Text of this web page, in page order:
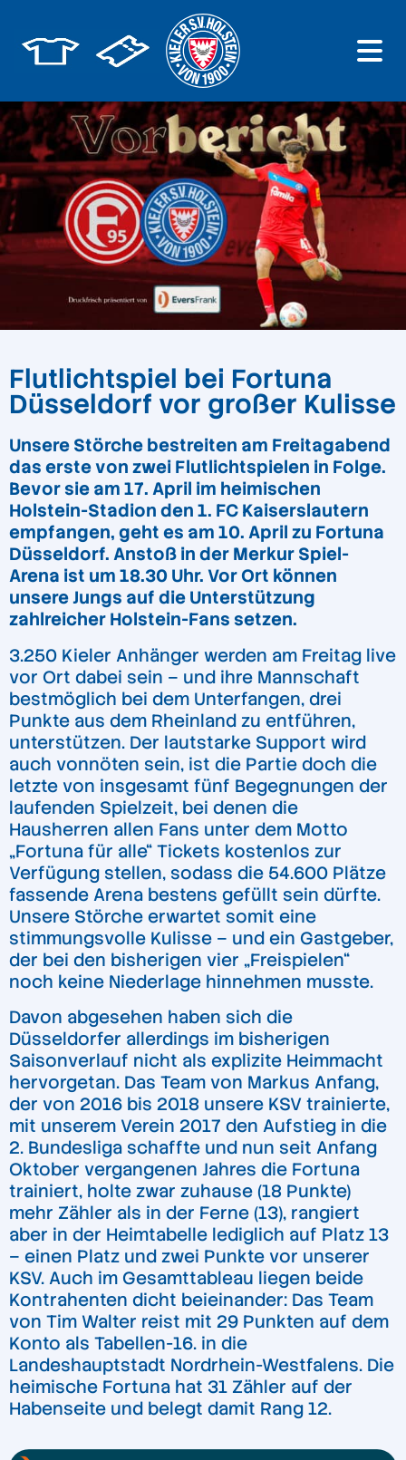
Flutlichtspiel bei Fortuna
Düsseldorf vor großer Kulisse
Unsere Störche bestreiten am Freitagabend
das erste von zwei Flutlichtspielen in Folge.
Bevor sie am 17. April im heimischen
Holstein-Stadion den 1. FC Kaiserslautern
empfangen, geht es am 10. April zu Fortuna
Düsseldorf. Anstoß in der Merkur Spiel-
Arena ist um 18.30 Uhr. Vor Ort können
unsere Jungs auf die Unterstützung
zahlreicher Holstein-Fans setzen.
3.250 Kieler Anhänger werden am Freitag live
vor Ort dabei sein – und ihre Mannschaft
bestmöglich bei dem Unterfangen, drei
Punkte aus dem Rheinland zu entführen,
unterstützen. Der lautstarke Support wird
auch vonnöten sein, ist die Partie doch die
letzte von insgesamt fünf Begegnungen der
laufenden Spielzeit, bei denen die
Hausherren allen Fans unter dem Motto
„Fortuna für alle“ Tickets kostenlos zur
Verfügung stellen, sodass die 54.600 Plätze
fassende Arena bestens gefüllt sein dürfte.
Unsere Störche erwartet somit eine
stimmungsvolle Kulisse – und ein Gastgeber,
der bei den bisherigen vier „Freispielen“
noch keine Niederlage hinnehmen musste.
Davon abgesehen haben sich die
Düsseldorfer allerdings im bisherigen
Saisonverlauf nicht als explizite Heimmacht
hervorgetan. Das Team von Markus Anfang,
der von 2016 bis 2018 unsere KSV trainierte,
mit unserem Verein 2017 den Aufstieg in die
2. Bundesliga schaffte und nun seit Anfang
Oktober vergangenen Jahres die Fortuna
trainiert, holte zwar zuhause (18 Punkte)
mehr Zähler als in der Ferne (13), rangiert
aber in der Heimtabelle lediglich auf Platz 13
– einen Platz und zwei Punkte vor unserer
KSV. Auch im Gesamttableau liegen beide
Kontrahenten dicht beieinander: Das Team
von Tim Walter reist mit 29 Punkten auf dem
Konto als Tabellen-16. in die
Landeshauptstadt Nordrhein-Westfalens. Die
heimische Fortuna hat 31 Zähler auf der
Habenseite und belegt damit Rang 12.